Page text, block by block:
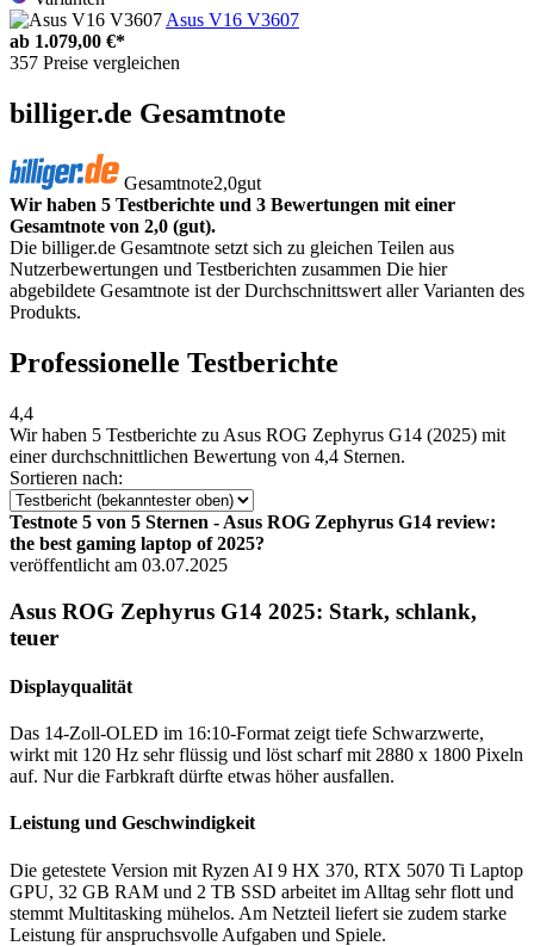
Asus V16 V3607
ab 1.079,00 €*
357 Preise vergleichen
billiger.de Gesamtnote
Gesamtnote2,0gut
Wir haben 5 Testberichte und 3 Bewertungen mit einer
Gesamtnote von 2,0 (gut).
Die billiger.de Gesamtnote setzt sich zu gleichen Teilen aus
Nutzerbewertungen und Testberichten zusammen Die hier
abgebildete Gesamtnote ist der Durchschnittswert aller Varianten des
Produkts.
Professionelle Testberichte
4,4
Wir haben 5 Testberichte zu Asus ROG Zephyrus G14 (2025) mit
einer durchschnittlichen Bewertung von 4,4 Sternen.
Sortieren nach:
Testnote 5 von 5 Sternen - Asus ROG Zephyrus G14 review:
the best gaming laptop of 2025?
veröffentlicht am 03.07.2025
Asus ROG Zephyrus G14 2025: Stark, schlank,
teuer
Displayqualität
Das 14-Zoll-OLED im 16:10-Format zeigt tiefe Schwarzwerte,
wirkt mit 120 Hz sehr flüssig und löst scharf mit 2880 x 1800 Pixeln
auf. Nur die Farbkraft dürfte etwas höher ausfallen.
Leistung und Geschwindigkeit
Die getestete Version mit Ryzen AI 9 HX 370, RTX 5070 Ti Laptop
GPU, 32 GB RAM und 2 TB SSD arbeitet im Alltag sehr flott und
stemmt Multitasking mühelos. Am Netzteil liefert sie zudem starke
Leistung für anspruchsvolle Aufgaben und Spiele.